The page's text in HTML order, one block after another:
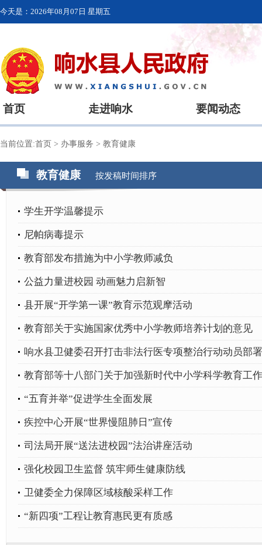
今天是： 2026年08月07日 星期五
首页 走进响水 要闻动态
当前位置:首页 > 办事服务 > 教育健康
教育健康 按发稿时间排序
学生开学温馨提示
尼帕病毒提示
教育部发布措施为中小学教师减负
公益力量进校园 动画魅力启新智
县开展“开学第一课”教育示范观摩活动
教育部关于实施国家优秀中小学教师培养计划的意见
响水县卫健委召开打击非法行医专项整治行动动员部
教育部等十八部门关于加强新时代中小学科学教育工
“五育并举”促进学生全面发展
疾控中心开展“世界慢阻肺日”宣传
司法局开展“送法进校园”法治讲座活动
强化校园卫生监督 筑牢师生健康防线
卫健委全力保障区域核酸采样工作
“新四项”工程让教育惠民更有质感